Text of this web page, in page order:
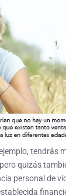
tendrás
quizás
personal de